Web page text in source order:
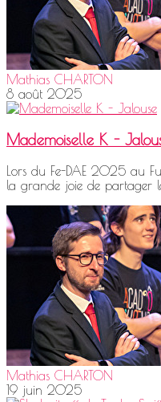
Mathias CHARTON
8 août 2025
Mademoiselle K -
Lors du Fe-DAE 2025 au
la grande joie de partager
Mathias CHARTON
19 juin 2025